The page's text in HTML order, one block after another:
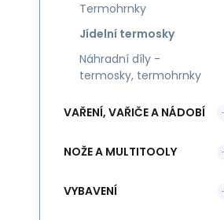
Termohrnky
Jídelní termosky
Náhradní díly -
termosky, termohrnky
VAŘENÍ, VAŘIČE A NÁDOBÍ
NOŽE A MULTITOOLY
VYBAVENÍ